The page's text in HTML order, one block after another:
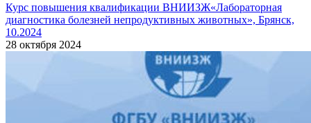
Курс повышения квалификации ВНИИЗЖ«Лабораторная
диагностика болезней непродуктивных животных», Брянск,
10.2024
28 октября 2024